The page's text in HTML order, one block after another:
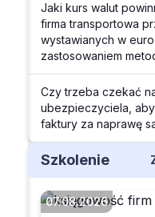
Jaki kurs walut
firma transportowa
wystawianych w
zastosowaniem
Czy trzeba czekać
ubezpieczyciela,
faktury za naprawę
Szkolenie
07.08.2026